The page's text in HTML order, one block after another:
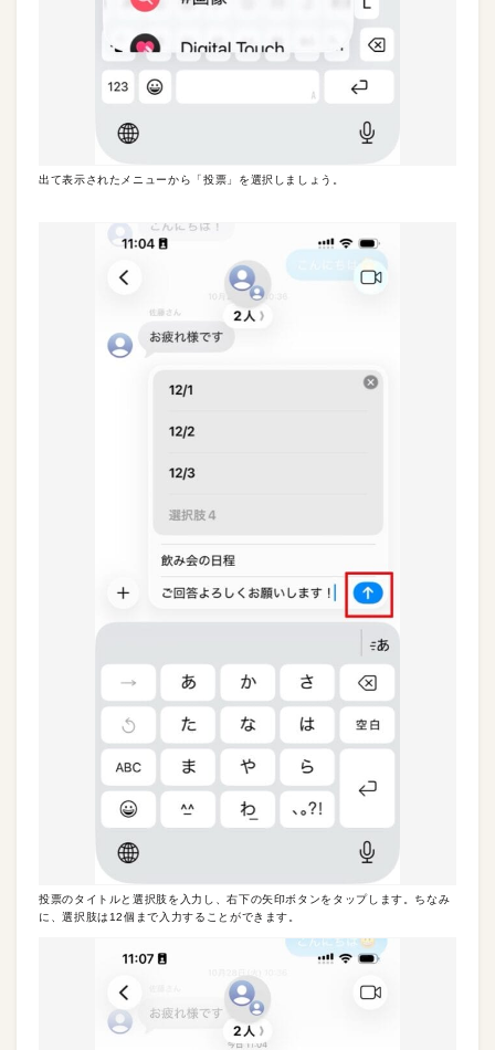
出て表示されたメニューから「投票」を選択しましょう。
投票のタイトルと選択肢を入力し、右下の矢印ボタンをタップします。ちなみ
に、選択肢は12個まで入力することができます。